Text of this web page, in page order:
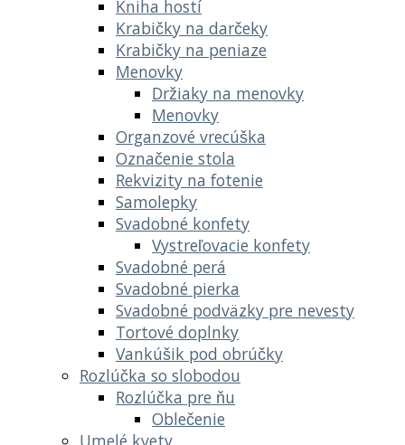
Kniha hostí
Krabičky na darčeky
Krabičky na peniaze
Menovky
Držiaky na menovky
Menovky
Organzové vrecúška
Označenie stola
Rekvizity na fotenie
Samolepky
Svadobné konfety
Vystreľovacie konfety
Svadobné perá
Svadobné pierka
Svadobné podväzky pre nevesty
Tortové doplnky
Vankúšik pod obrúčky
Rozlúčka so slobodou
Rozlúčka pre ňu
Oblečenie
Umelé kvety